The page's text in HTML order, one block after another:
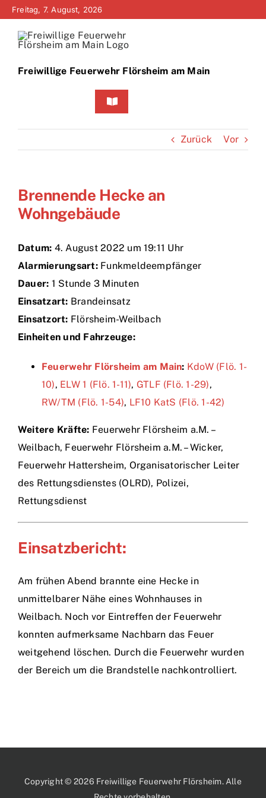
Zum
springen
Freitag, 7. August, 2026
Freiwillige Feuerwehr Flörsheim am Main
Toggle
Home
Bürgerinfo
Technik
Zurück Vor
Brennende Hecke an
Wohngebäude
Datum: 4. August 2022 um 19:11 Uhr
Alarmierungsart:Funkmeldeempfänger
Dauer: 1 Stunde 3 Minuten
Einsatzart: Brandeinsatz
Einsatzort: Flörsheim-Weilbach
Einheiten und Fahrzeuge:
Feuerwehr Flörsheim am Main: KdoW (Flö. 1-
10), ELW 1 (Flö. 1-11), GTLF (Flö. 1-29),
RW/TM (Flö. 1-54), LF10 KatS (Flö. 1-42)
Weitere Kräfte: Feuerwehr Flörsheim a.M. –
Weilbach, Feuerwehr Flörsheim a.M. – Wicker,
Feuerwehr Hattersheim, Organisatorischer Leiter
des Rettungsdienstes (OLRD), Polizei,
Rettungsdienst
Einsatzbericht:
Am frühen Abend brannte eine Hecke in
unmittelbarer Nähe eines Wohnhauses in
Weilbach. Noch vor Eintreffen der Feuerwehr
konnten aufmerksame Nachbarn das Feuer
weitgehend löschen. Durch die Feuerwehr wurden
der Bereich um die Brandstelle nachkontrolliert.
Copyright © 2026 Freiwillige Feuerwehr Flörsheim. Alle